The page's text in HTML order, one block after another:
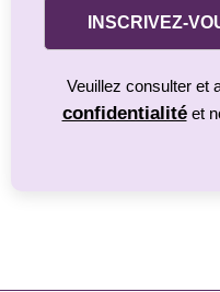
INSCRIVEZ-
Veuillez consulter et
confidentialitéet